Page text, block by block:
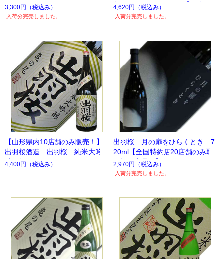
3,300円 （税込み）
入荷分完売しました。
亀の尾 おりがらみ 【要冷
蔵】
4,620円 （税込み）
入荷分完売しました。
【山形県内10店舗のみ販売！】
出羽桜酒造 出羽桜 純米大吟
醸 亀の尾
4,400円 （税込み）
出羽桜 月の扉をひらくとき 7
20ml【全国特約店20店舗のみ取
り扱い商品！】
2,970円 （税込み）
入荷分完売しました。